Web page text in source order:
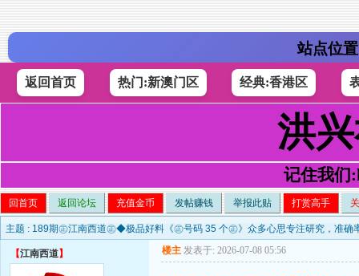
站点位
返回首页 热门:新澳门区 经典:香港区
洪
记住我们
回首页 返回论坛 充值金币 发帖赚钱 举报此贴 打赏高手
主题 : 189期㊣江南西道㊣◆极品好料《㊣号码 35 个㊣》众多心思专注研究，准确
【江南西道】 楼主 发表于: 2026-07-08 05:56